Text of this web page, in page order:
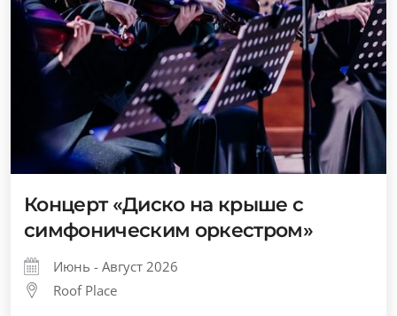
Концерт «Диско на крыше с
симфоническим оркестром»
Июнь - Август 2026
Roof Place